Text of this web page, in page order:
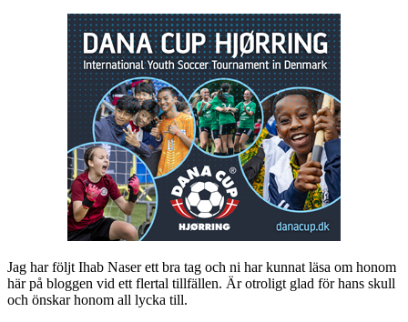
Jag har följt Ihab Naser ett bra tag och ni har kunnat läsa om honom
här på bloggen vid ett flertal tillfällen. Är otroligt glad för hans skull
och önskar honom all lycka till.